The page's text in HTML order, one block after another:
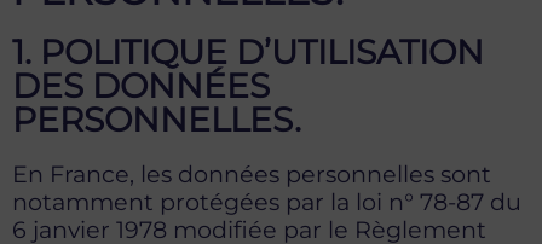
1. POLITIQUE D’UTILISATION
DES DONNÉES
PERSONNELLES.
En France, les données personnelles sont
notamment protégées par la loi n° 78-87 du
6 janvier 1978 modifiée par le Règlement